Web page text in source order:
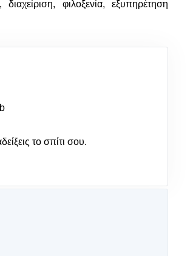
φιλοξενία, εξυπηρέτηση
το σπίτι σου.